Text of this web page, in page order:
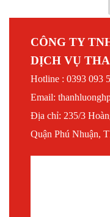
CÔNG TY
DỊCH VỤ
Hotline : 0393 093
Email:
Địa chỉ: 235/3
Quận Phú Nhuận,